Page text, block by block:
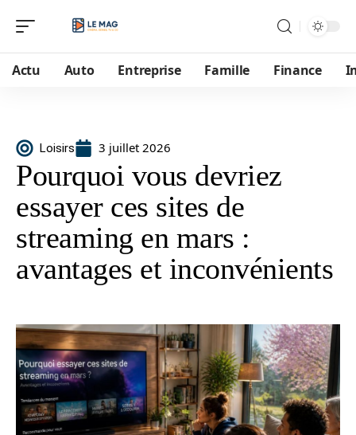
Actu Auto Entreprise Famille Finance
Loisirs 3 juillet 2026
Pourquoi vous devriez
essayer ces sites de
streaming en mars :
avantages et inconvénients